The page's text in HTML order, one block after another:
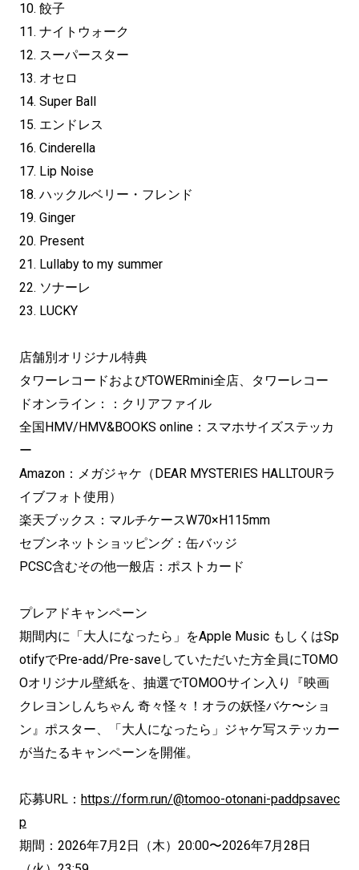
10. 餃子
11. ナイトウォーク
12. スーパースター
13. オセロ
14. Super Ball
15. エンドレス
16. Cinderella
17. Lip Noise
18. ハックルベリー・フレンド
19. Ginger
20. Present
21. Lullaby to my summer
22. ソナーレ
23. LUCKY
店舗別オリジナル特典
タワーレコードおよびTOWERmini全店、タワーレコー
ドオンライン：：クリアファイル
全国HMV/HMV&BOOKS online：スマホサイズステッカ
ー
Amazon：メガジャケ（DEAR MYSTERIES HALLTOURラ
イブフォト使用）
楽天ブックス：マルチケースW70×H115mm
セブンネットショッピング：缶バッジ
PCSC含むその他一般店：ポストカード
プレアドキャンペーン
期間内に「大人になったら」をApple Music もしくはSp
otifyでPre-add/Pre-saveしていただいた方全員にTOMO
Oオリジナル壁紙を、抽選でTOMOOサイン入り『映画
クレヨンしんちゃん 奇々怪々！オラの妖怪バケ〜ショ
ン』ポスター、「大人になったら」ジャケ写ステッカー
が当たるキャンペーンを開催。
応募URL： https://form.run/@tomoo-otonani-paddpsavec
p
期間：2026年7月2日（木）20:00〜2026年7月28日